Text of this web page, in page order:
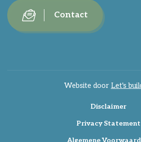
Contact
Website door Let's
Disclaimer
Privacy Statement
Algemene